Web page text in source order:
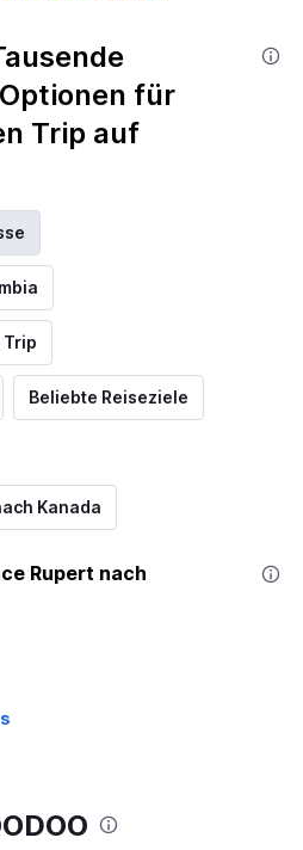
für
Trip auf
Beliebte Reiseziele
Kanada
Rupert nach